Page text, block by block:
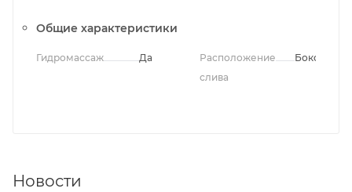
Общие характеристики
Гидромассаж Да
Расположение
слива
Боковое
Новости